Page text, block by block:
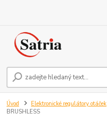
Úvod Elektronické regulátory otáček
BRUSHLESS